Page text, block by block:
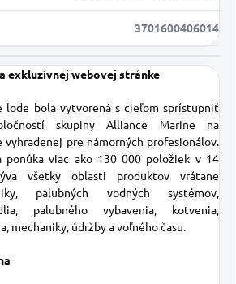
3701600406014
exkluzívnej webovej stránke
lode bola vytvorená s cieľom sprístupniť
skupiny Alliance Marine na
pre námorných profesionálov.
ponúka viac ako 130 000 položiek v 14
všetky oblasti produktov vrátane
palubných vodných systémov,
palubného vybavenia, kotvenia,
mechaniky, údržby a voľného času.